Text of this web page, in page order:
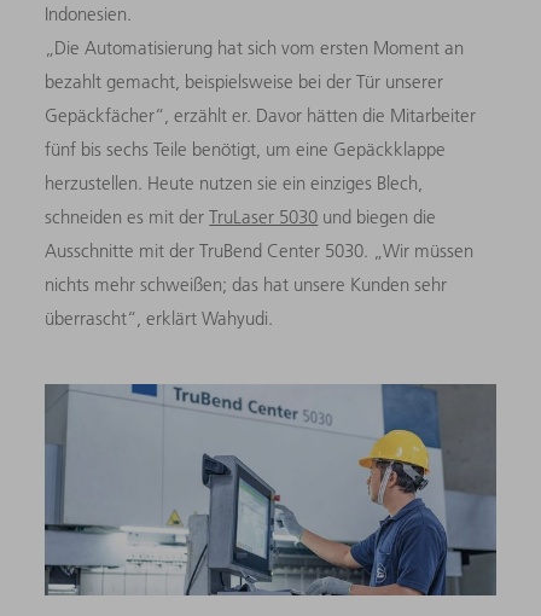
Indonesien.
„Die Automatisierung hat sich vom ersten Moment an
bezahlt gemacht, beispielsweise bei der Tür unserer
Gepäckfächer“, erzählt er. Davor hätten die Mitarbeiter
fünf bis sechs Teile benötigt, um eine Gepäckklappe
herzustellen. Heute nutzen sie ein einziges Blech,
schneiden es mit derTruLaser 5030 und biegen die
Ausschnitte mit der TruBend Center 5030. „Wir müssen
nichts mehr schweißen; das hat unsere Kunden sehr
überrascht“, erklärt Wahyudi.